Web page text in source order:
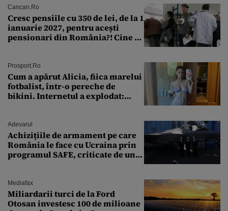
Cancan.ro
Cresc pensiile cu 350 de lei, de la 1
ianuarie 2027, pentru acești
pensionari din România?! Cine se
Prosport.ro
Cum a apărut Alicia, fiica marelui
fotbalist, într-o pereche de
bikini. Internetul a explodat:
Adevarul
Achizițiile de armament pe care
România le face cu Ucraina prin
programul SAFE, criticate de un
Mediafax
Miliardarii turci de la Ford
Otosan investesc 100 de milioane